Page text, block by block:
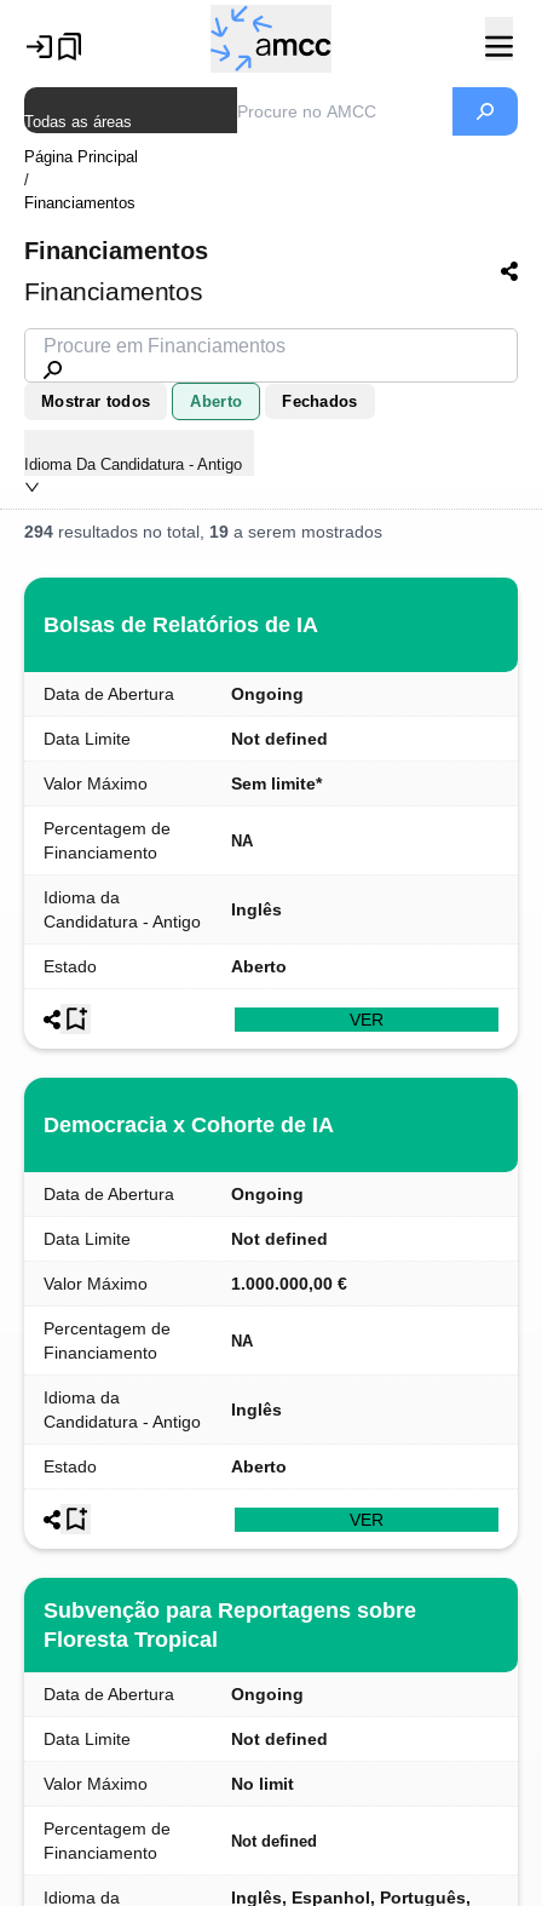
Todas as áreas
Página Principal
/
Financiamentos
Financiamentos
Financiamentos
Mostrar todos Aberto Fechados
Idioma Da Candidatura - Antigo
294 resultados no total, 19 a serem mostrados
Bolsas de Relatórios de IA
Data de Abertura Ongoing
Data Limite Not defined
Valor Máximo Sem limite*
Percentagem de
Financiamento
NA
Idioma da
Candidatura - Antigo
Inglês
Estado Aberto
VER
Democracia x Cohorte de IA
Data de Abertura Ongoing
Data Limite Not defined
Valor Máximo 1.000.000,00 €
Percentagem de
Financiamento
NA
Idioma da
Candidatura - Antigo
Inglês
Estado Aberto
VER
Subvenção para Reportagens sobre
Floresta Tropical
Data de Abertura Ongoing
Data Limite Not defined
Valor Máximo No limit
Percentagem de
Financiamento
Not defined
Idioma da
Inglês, Espanhol, Português,